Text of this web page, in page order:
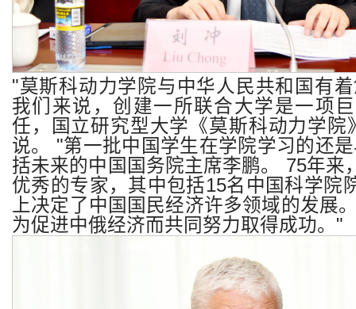
"莫斯科动力学院与中华人民共和国有
我们来说，创建一所联合大学是一项
任，国立研究型大学《莫斯科动力学院
说。
"第一批中国学生在学院学习的还
括未来的中国国务院主席李鹏。
75年来
优秀的专家，其中包括15名中国科学院
上决定了中国国民经济许多领域的发展
为促进中俄经济而共同努力取得成功。 "​